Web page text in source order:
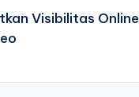
Visibilitas Online